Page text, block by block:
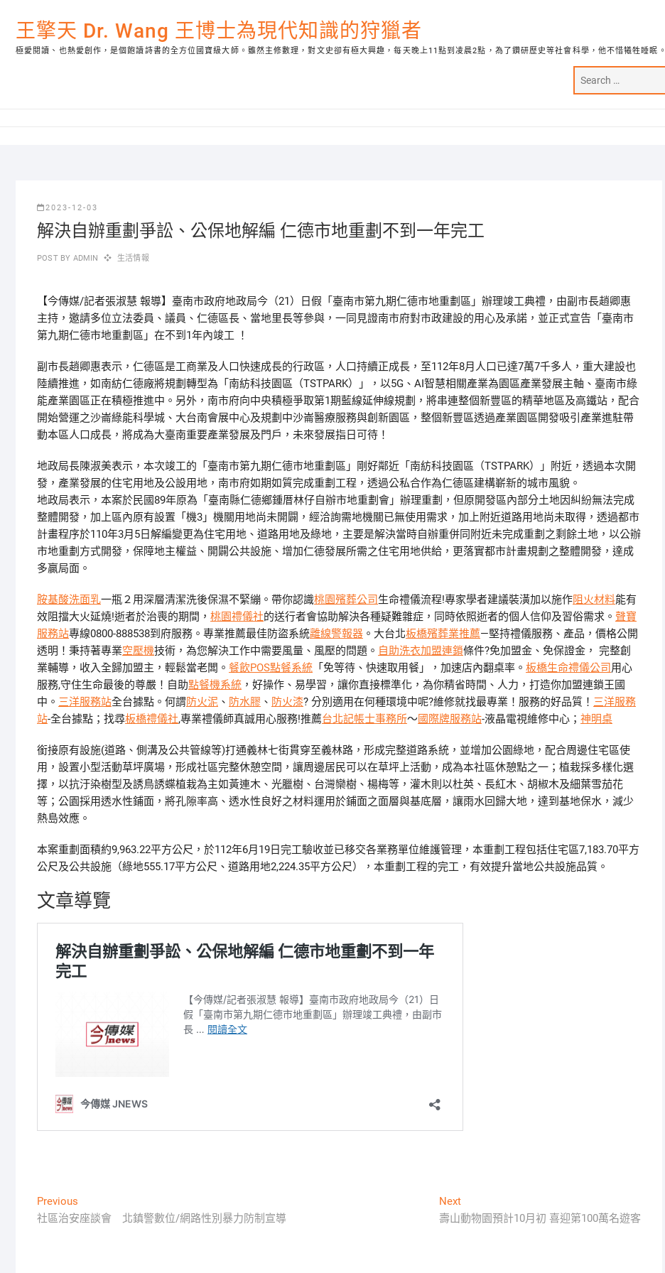
content王擎天 Dr. Wang 王博士為現代知識的狩獵者
極愛閱讀、也熱愛創作，是個飽讀詩書的全方位國寶級大師。雖然主修數理，對文史卻有極大興趣，每天晚上11點到凌晨2點，為了鑽研歷史等社會科學，他不惜犧牲睡眠。
2023-12-03
解決自辦重劃爭訟、公保地解編 仁德市地重劃不到一年完工
POST BY ADMIN 生活情報
【今傳媒/記者張淑慧 報導】臺南市政府地政局今（21）日假「臺南市第九期仁德市地重劃區」辦理竣工典禮，由副市長趙卿惠
主持，邀請多位立法委員、議員、仁德區長、當地里長等參與，一同見證南市府對市政建設的用心及承諾，並正式宣告「臺南市
第九期仁德市地重劃區」在不到1年內竣工 ！
副市長趙卿惠表示，仁德區是工商業及人口快速成長的行政區，人口持續正成長，至112年8月人口已達7萬7千多人，重大建設也
陸續推進，如南紡仁德廠將規劃轉型為「南紡科技園區（TSTPARK）」，以5G、AI智慧相關產業為園區產業發展主軸、臺南市綠
能產業園區正在積極推進中。另外，南市府向中央積極爭取第1期藍線延伸線規劃，將串連整個新豐區的精華地區及高鐵站，配合
開始營運之沙崙綠能科學城、大台南會展中心及規劃中沙崙醫療服務與創新園區，整個新豐區透過產業園區開發吸引產業進駐帶
動本區人口成長，將成為大臺南重要產業發展及門戶，未來發展指日可待！
地政局長陳淑美表示，本次竣工的「臺南市第九期仁德市地重劃區」剛好鄰近「南紡科技園區（TSTPARK）」附近，透過本次開
發，產業發展的住宅用地及公設用地，南市府如期如質完成重劃工程，透過公私合作為仁德區建構嶄新的城市風貌。
地政局表示，本案於民國89年原為「臺南縣仁德鄉鍾厝林仔自辦市地重劃會」辦理重劃，但原開發區內部分土地因糾紛無法完成
整體開發，加上區內原有設置「機3」機關用地尚未開闢，經洽詢需地機關已無使用需求，加上附近道路用地尚未取得，透過都市
計畫程序於110年3月5日解編變更為住宅用地、道路用地及綠地，主要是解決當時自辦重併同附近未完成重劃之剩餘土地，以公辦
市地重劃方式開發，保障地主權益、開闢公共設施、增加仁德發展所需之住宅用地供給，更落實都市計畫規劃之整體開發，達成
多贏局面。
胺基酸洗面乳一瓶２用深層清潔洗後保濕不緊繃。帶你認識桃園殯葬公司生命禮儀流程!專家學者建議裝潢加以施作阻火材料能有
效阻擋大火延燒!逝者於治喪的期間， 桃園禮儀社的送行者會協助解決各種疑難雜症，同時依照逝者的個人信仰及習俗需求。 聲寶
服務站專線0800-888538到府服務。專業推薦最佳防盜系統離線警報器 。大台北板橋殯葬業推薦—堅持禮儀服務、產品，價格公開
透明！秉持著專業空壓機技術，為您解決工作中需要風量、風壓的問題。 自助洗衣加盟連鎖條件?免加盟金、免保證金， 完整創
業輔導，收入全歸加盟主，輕鬆當老闆。 餐飲POS點餐系統 「免等待、快速取用餐」，加速店內翻桌率。 板橋生命禮儀公司用心
服務,守住生命最後的尊嚴！自助點餐機系統 ，好操作、易學習，讓你直接標準化，為你精省時間、人力，打造你加盟連鎖王國
中。 三洋服務站全台據點。何謂防火泥 、 防水膠 、 防火漆? 分別適用在何種環境中呢?維修就找最專業！服務的好品質！ 三洋服務
站-全台據點；找尋板橋禮儀社,專業禮儀師真誠用心服務!推薦台北記帳士事務所～國際牌服務站-液晶電視維修中心； 神明桌
銜接原有設施(道路、側溝及公共管線等)打通義林七街貫穿至義林路，形成完整道路系統，並增加公園綠地，配合周邊住宅區使
用，設置小型活動草坪廣場，形成社區完整休憩空間，讓周邊居民可以在草坪上活動，成為本社區休憩點之一；植栽採多樣化選
擇，以抗汙染樹型及誘鳥誘蝶植栽為主如黃連木、光臘樹、台灣欒樹、楊梅等，灌木則以杜英、長紅木、胡椒木及細葉雪茄花
等；公園採用透水性鋪面，將孔隙率高、透水性良好之材料運用於鋪面之面層與基底層，讓雨水回歸大地，達到基地保水，減少
熱島效應。
本案重劃面積約9,963.22平方公尺，於112年6月19日完工驗收並已移交各業務單位維護管理，本重劃工程包括住宅區7,183.70平方
公尺及公共設施（綠地555.17平方公尺、道路用地2,224.35平方公尺），本重劃工程的完工，有效提升當地公共設施品質。
文章導覽
文
章
Previous
post:
社區治安座談會 北鎮警數位/網路性別暴力防制宣導
NextNext
post:
壽山動物園預計10月初 喜迎第100萬名遊客